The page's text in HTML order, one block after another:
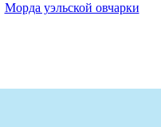
Морда уэльской овчарки